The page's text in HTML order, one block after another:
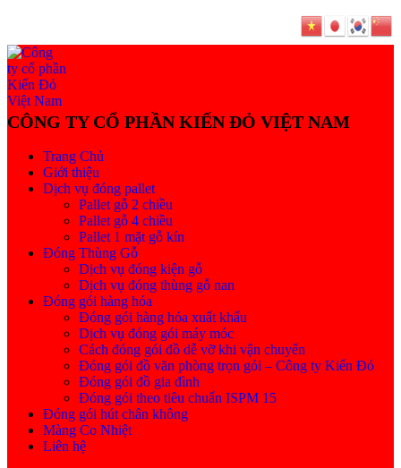
Trang Chủ
Giới thiệu
Dịch vụ đóng pallet
Pallet gỗ 2 chiều
Pallet gỗ 4 chiều
Pallet 1 mặt gỗ kín
Đóng Thùng Gỗ
Dịch vụ đóng kiện gỗ
Dịch vụ đóng thùng gỗ nan
Đóng gói hàng hóa
Đóng gói hàng hóa xuất khẩu
Dịch vụ đóng gói máy móc
Cách đóng gói đồ dễ vỡ khi vận chuyển
Đóng gói đồ văn phòng trọn gói – Công ty Kiến Đỏ
Đóng gói đồ gia đình
Đóng gói theo tiêu chuẩn ISPM 15
Đóng gói hút chân không
Màng Co Nhiệt
Liên hệ